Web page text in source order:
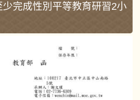
完成性別平等教育研習2小